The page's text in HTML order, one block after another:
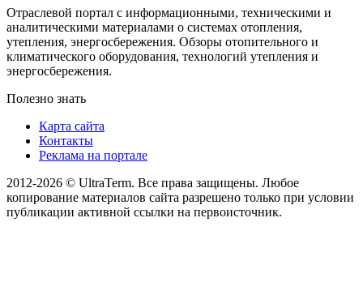
Отраслевой портал с информационными, техническими и
аналитическими материалами о системах отопления,
утепления, энергосбережения. Обзоры отопительного и
климатического оборудования, технологий утепления и
энергосбережения.
Полезно знать
Карта сайта
Контакты
Реклама на портале
2012-2026 © UltraTerm. Все права защищены. Любое
копирование материалов сайта разрешено только при условии
публикации активной ссылки на первоисточник.